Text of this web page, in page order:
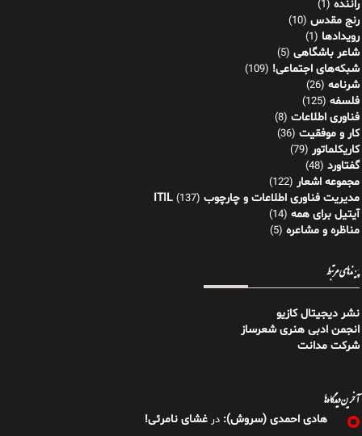
راننده (1)
رنج مقدس (10)
رویدادها (1)
شاعر باشگاهی (5)
شبکه‌های اجتماعی! (109)
شرنامه (26)
فلسفه (125)
فناوری اطلاعات (8)
کار و موفقیت (36)
کاریکلماتور (79)
گفتاورد (48)
مجموعه اشعار (122)
مدیریت فناوری اطلاعات و چارچوب ITIL (137)
آیتیل برای همه (14)
مناظره و مشاعره (5)
پیوندهای مرتبط
نشر دیجیتال کازیو
انجمن ادبی هنری شعرساز
شرکت مدانت
آخرین دیدگاه‌ها
هادی احمدی (سروش): در غشای نامرئی!